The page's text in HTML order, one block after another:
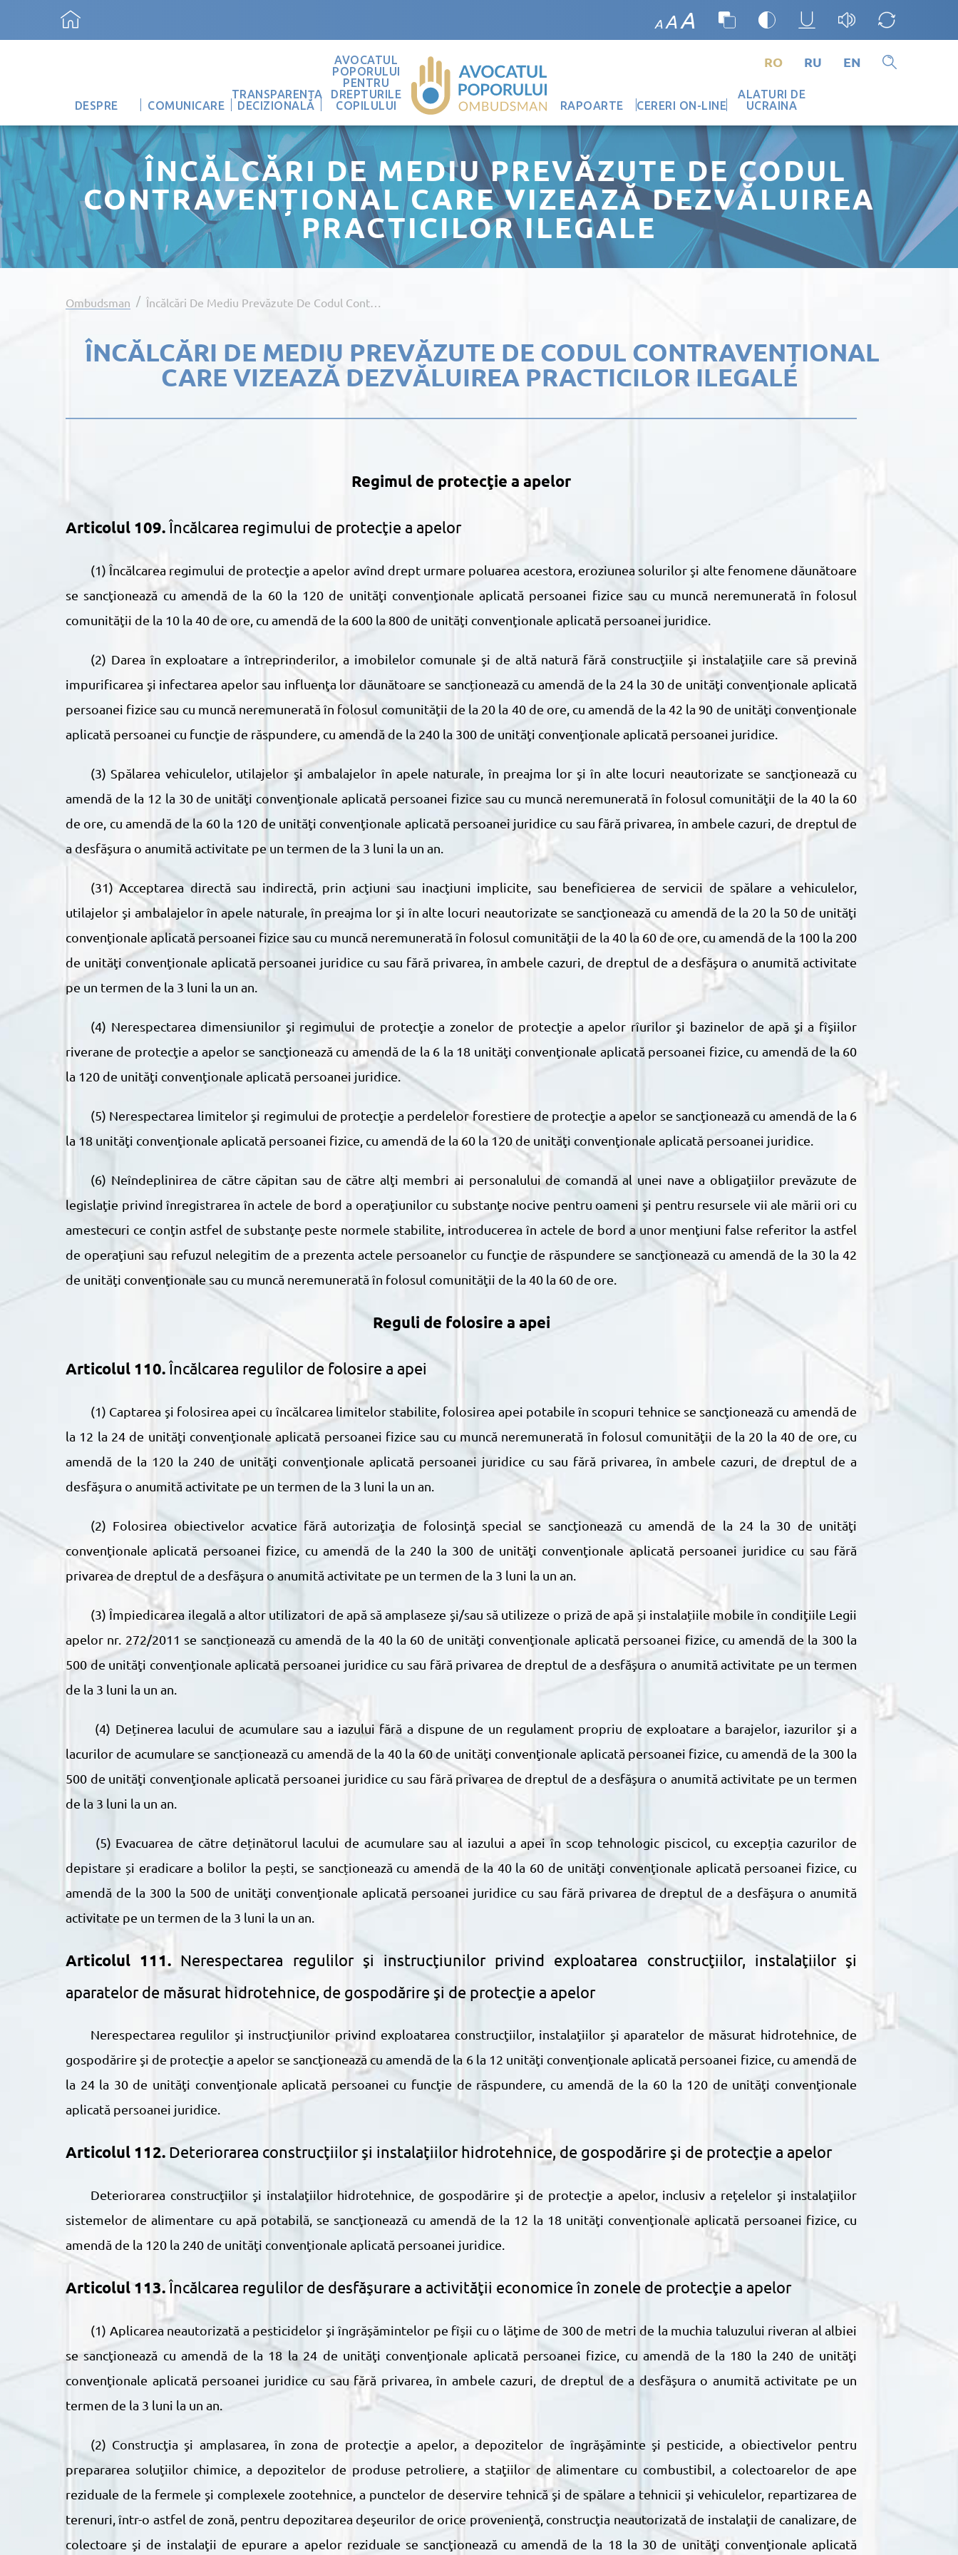
A AA
RO RU EN
DESPRE COMUNICARE
TRANSPARENȚA
DECIZIONALĂ
AVOCATUL
POPORULUI
PENTRU
DREPTURILE
COPILULUI
RAPOARTE CERERI ON-LINE
ALATURI DE
UCRAINA
ÎNCĂLCĂRI DE MEDIU PREVĂZUTE DE CODUL
CONTRAVENȚIONAL CARE VIZEAZĂ DEZVĂLUIREA
PRACTICILOR ILEGALE
Ombudsman / Încălcări De Mediu Prevăzute De Codul Contravențional Care Vizează Dezvăluirea Practicilor Ilegale
ÎNCĂLCĂRI DE MEDIU PREVĂZUTE DE CODUL CONTRAVENȚIONAL
CARE VIZEAZĂ DEZVĂLUIREA PRACTICILOR ILEGALE
Regimul de protecţie a apelor
Articolul 109.Încălcarea regimului de protecţie a apelor
(1) Încălcarea regimului de protecţie a apelor avînd drept urmare poluarea acestora, eroziunea solurilor şi alte fenomene dăunătoare
se sancţionează cu amendă de la 60 la 120 de unităţi convenţionale aplicată persoanei fizice sau cu muncă neremunerată în folosul
comunităţii de la 10 la 40 de ore, cu amendă de la 600 la 800 de unităţi convenţionale aplicată persoanei juridice.
(2) Darea în exploatare a întreprinderilor, a imobilelor comunale şi de altă natură fără construcţiile şi instalaţiile care să prevină
impurificarea şi infectarea apelor sau influenţa lor dăunătoare se sancționează cu amendă de la 24 la 30 de unităţi convenţionale aplicată
persoanei fizice sau cu muncă neremunerată în folosul comunităţii de la 20 la 40 de ore, cu amendă de la 42 la 90 de unităţi convenţionale
aplicată persoanei cu funcţie de răspundere, cu amendă de la 240 la 300 de unităţi convenţionale aplicată persoanei juridice.
(3) Spălarea vehiculelor, utilajelor şi ambalajelor în apele naturale, în preajma lor şi în alte locuri neautorizate se sancţionează cu
amendă de la 12 la 30 de unităţi convenţionale aplicată persoanei fizice sau cu muncă neremunerată în folosul comunităţii de la 40 la 60
de ore, cu amendă de la 60 la 120 de unităţi convenţionale aplicată persoanei juridice cu sau fără privarea, în ambele cazuri, de dreptul de
a desfăşura o anumită activitate pe un termen de la 3 luni la un an.
(31) Acceptarea directă sau indirectă, prin acţiuni sau inacţiuni implicite, sau beneficierea de servicii de spălare a vehiculelor,
utilajelor şi ambalajelor în apele naturale, în preajma lor şi în alte locuri neautorizate se sancţionează cu amendă de la 20 la 50 de unităţi
convenţionale aplicată persoanei fizice sau cu muncă neremunerată în folosul comunităţii de la 40 la 60 de ore, cu amendă de la 100 la 200
de unităţi convenţionale aplicată persoanei juridice cu sau fără privarea, în ambele cazuri, de dreptul de a desfăşura o anumită activitate
pe un termen de la 3 luni la un an.
(4) Nerespectarea dimensiunilor şi regimului de protecţie a zonelor de protecţie a apelor rîurilor şi bazinelor de apă şi a fîşiilor
riverane de protecţie a apelor se sancţionează cu amendă de la 6 la 18 unităţi convenţionale aplicată persoanei fizice, cu amendă de la 60
la 120 de unităţi convenţionale aplicată persoanei juridice.
(5) Nerespectarea limitelor şi regimului de protecţie a perdelelor forestiere de protecţie a apelor se sancţionează cu amendă de la 6
la 18 unităţi convenţionale aplicată persoanei fizice, cu amendă de la 60 la 120 de unităţi convenţionale aplicată persoanei juridice.
(6) Neîndeplinirea de către căpitan sau de către alţi membri ai personalului de comandă al unei nave a obligaţiilor prevăzute de
legislaţie privind înregistrarea în actele de bord a operaţiunilor cu substanţe nocive pentru oameni şi pentru resursele vii ale mării ori cu
amestecuri ce conţin astfel de substanţe peste normele stabilite, introducerea în actele de bord a unor menţiuni false referitor la astfel
de operaţiuni sau refuzul nelegitim de a prezenta actele persoanelor cu funcţie de răspundere se sancţionează cu amendă de la 30 la 42
de unităţi convenţionale sau cu muncă neremunerată în folosul comunităţii de la 40 la 60 de ore.
Reguli de folosire a apei
Articolul 110.Încălcarea regulilor de folosire a apei
(1) Captarea şi folosirea apei cu încălcarea limitelor stabilite, folosirea apei potabile în scopuri tehnice se sancţionează cu amendă de
la 12 la 24 de unităţi convenţionale aplicată persoanei fizice sau cu muncă neremunerată în folosul comunităţii de la 20 la 40 de ore, cu
amendă de la 120 la 240 de unităţi convenţionale aplicată persoanei juridice cu sau fără privarea, în ambele cazuri, de dreptul de a
desfăşura o anumită activitate pe un termen de la 3 luni la un an.
(2) Folosirea obiectivelor acvatice fără autorizaţia de folosinţă special se sancţionează cu amendă de la 24 la 30 de unităţi
convenţionale aplicată persoanei fizice, cu amendă de la 240 la 300 de unităţi convenţionale aplicată persoanei juridice cu sau fără
privarea de dreptul de a desfăşura o anumită activitate pe un termen de la 3 luni la un an.
(3) Împiedicarea ilegală a altor utilizatori de apă să amplaseze şi/sau să utilizeze o priză de apă și instalațiile mobile în condiţiile Legii
apelor nr. 272/2011 se sancționează cu amendă de la 40 la 60 de unităţi convenţionale aplicată persoanei fizice, cu amendă de la 300 la
500 de unităţi convenţionale aplicată persoanei juridice cu sau fără privarea de dreptul de a desfăşura o anumită activitate pe un termen
de la 3 luni la un an.
(4) Deținerea lacului de acumulare sau a iazului fără a dispune de un regulament propriu de exploatare a barajelor, iazurilor şi a
lacurilor de acumulare se sancționează cu amendă de la 40 la 60 de unităţi convenţionale aplicată persoanei fizice, cu amendă de la 300 la
500 de unităţi convenţionale aplicată persoanei juridice cu sau fără privarea de dreptul de a desfăşura o anumită activitate pe un termen
de la 3 luni la un an.
(5) Evacuarea de către deținătorul lacului de acumulare sau al iazului a apei în scop tehnologic piscicol, cu excepția cazurilor de
depistare și eradicare a bolilor la pești, se sancționează cu amendă de la 40 la 60 de unităţi convenţionale aplicată persoanei fizice, cu
amendă de la 300 la 500 de unităţi convenţionale aplicată persoanei juridice cu sau fără privarea de dreptul de a desfăşura o anumită
activitate pe un termen de la 3 luni la un an.
Articolul 111. Nerespectarea regulilor şi instrucţiunilor privind exploatarea construcţiilor, instalaţiilor şi
aparatelor de măsurat hidrotehnice, de gospodărire şi de protecţie a apelor
Nerespectarea regulilor şi instrucţiunilor privind exploatarea construcţiilor, instalaţiilor şi aparatelor de măsurat hidrotehnice, de
gospodărire şi de protecţie a apelor se sancţionează cu amendă de la 6 la 12 unităţi convenţionale aplicată persoanei fizice, cu amendă de
la 24 la 30 de unităţi convenţionale aplicată persoanei cu funcţie de răspundere, cu amendă de la 60 la 120 de unităţi convenţionale
aplicată persoanei juridice.
Articolul 112. Deteriorarea construcţiilor şi instalaţiilor hidrotehnice, de gospodărire şi de protecţie a apelor
Deteriorarea construcţiilor şi instalaţiilor hidrotehnice, de gospodărire şi de protecţie a apelor, inclusiv a reţelelor şi instalaţiilor
sistemelor de alimentare cu apă potabilă, se sancţionează cu amendă de la 12 la 18 unităţi convenţionale aplicată persoanei fizice, cu
amendă de la 120 la 240 de unităţi convenţionale aplicată persoanei juridice.
Articolul 113.Încălcarea regulilor de desfăşurare a activităţii economice în zonele de protecţie a apelor
(1) Aplicarea neautorizată a pesticidelor şi îngrăşămintelor pe fîşii cu o lăţime de 300 de metri de la muchia taluzului riveran al albiei
se sancţionează cu amendă de la 18 la 24 de unităţi convenţionale aplicată persoanei fizice, cu amendă de la 180 la 240 de unităţi
convenţionale aplicată persoanei juridice cu sau fără privarea, în ambele cazuri, de dreptul de a desfăşura o anumită activitate pe un
termen de la 3 luni la un an.
(2) Construcţia şi amplasarea, în zona de protecţie a apelor, a depozitelor de îngrăşăminte şi pesticide, a obiectivelor pentru
prepararea soluţiilor chimice, a depozitelor de produse petroliere, a staţiilor de alimentare cu combustibil, a colectoarelor de ape
reziduale de la fermele şi complexele zootehnice, a punctelor de deservire tehnică şi de spălare a tehnicii şi vehiculelor, repartizarea de
terenuri, într-o astfel de zonă, pentru depozitarea deşeurilor de orice provenienţă, construcţia neautorizată de instalaţii de canalizare, de
colectoare şi de instalaţii de epurare a apelor reziduale se sancţionează cu amendă de la 18 la 30 de unităţi convenţionale aplicată